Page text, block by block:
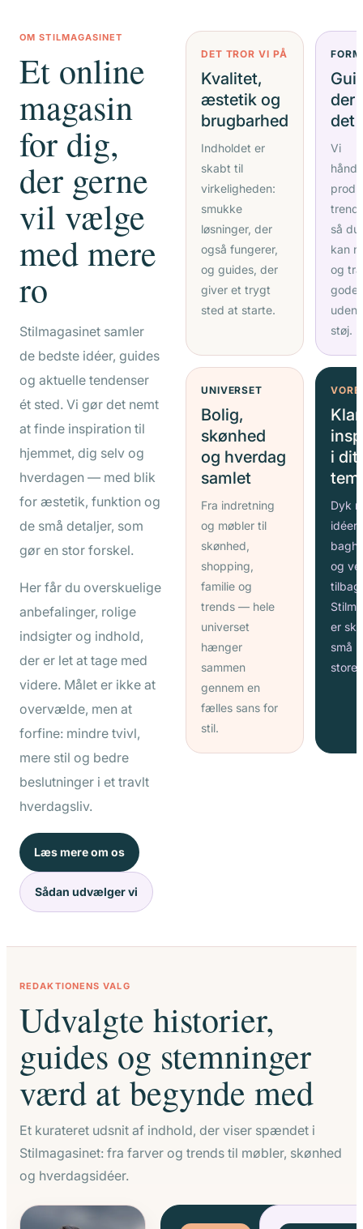
OM STILMAGASINET
Et online
magasin
for dig,
der gerne
vil vælge
med mere
ro
Stilmagasinet samler
de bedste idéer, guides
og aktuelle tendenser
ét sted. Vi gør det nemt
at finde inspiration til
hjemmet, dig selv og
hverdagen — med blik
for æstetik, funktion og
de små detaljer, som
gør en stor forskel.
Her får du overskuelige
anbefalinger, rolige
indsigter og indhold,
der er let at tage med
videre. Målet er ikke at
overvælde, men at
forfine: mindre tvivl,
mere stil og bedre
beslutninger i et travlt
hverdagsliv.
Læs mere om os
Sådan udvælger vi
DET TROR VI PÅ
Kvalitet,
æstetik og
brugbarhed
Indholdet er
skabt til
virkeligheden:
smukke
løsninger, der
også fungerer,
og guides, der
giver et trygt
sted at starte.
der
det
Vi
så
kan
og
gode
uden
støj.
UNIVERSET
Bolig,
skønhed
og hverdag
samlet
Fra indretning
og møbler til
skønhed,
shopping,
familie og
trends — hele
universet
hænger
sammen
gennem en
fælles sans for
stil.
Klar
i dit
Dyk
og
er
små
store
REDAKTIONENS VALG
Udvalgte historier,
guides og stemninger
værd at begynde med
Et kurateret udsnit af indhold, der viser spændet i
Stilmagasinet: fra farver og trends til møbler, skønhed
og hverdagsidéer.